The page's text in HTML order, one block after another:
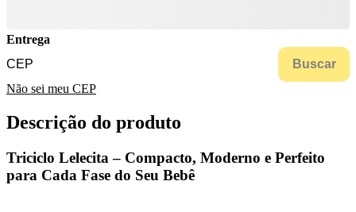
Entrega
Buscar
Não sei meu CEP
Descrição do produto
Triciclo Lelecita – Compacto, Moderno e Perfeito
para Cada Fase do Seu Bebê